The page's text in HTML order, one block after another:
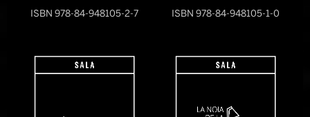
ISBN 978-84-948105-2-7 ISBN 978-84-948105-1-0